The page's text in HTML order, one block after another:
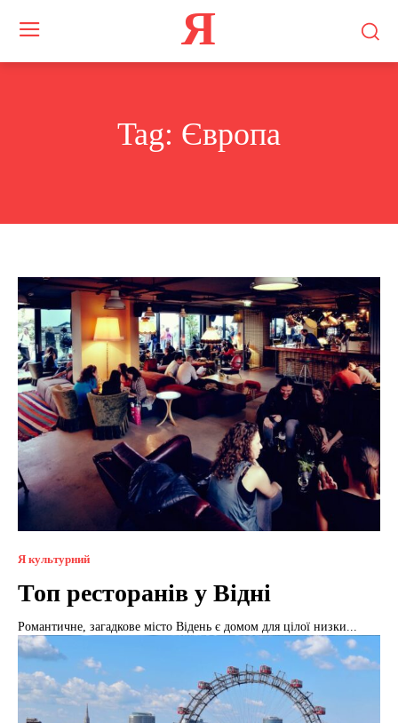
Я
Tag: Європа
Я культурний
Топ ресторанів у Відні
Романтичне, загадкове місто Відень є домом для цілої низки...